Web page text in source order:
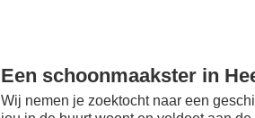
Een schoonmaakster in
Wij nemen je zoektocht naar een